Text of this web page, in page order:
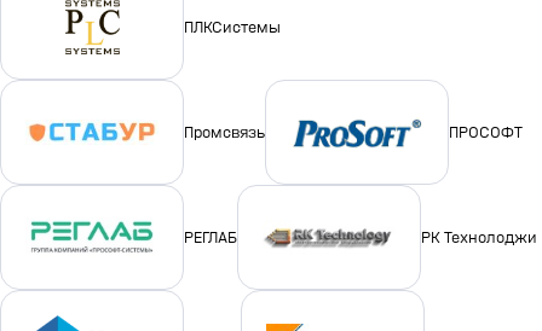
ПЛКСистемы
Промсвязь ПРОСОФТ
РЕГЛАБ РК Технолоджи